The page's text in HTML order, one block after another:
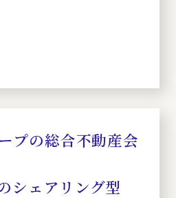
プの総合不動産会
シェアリング型